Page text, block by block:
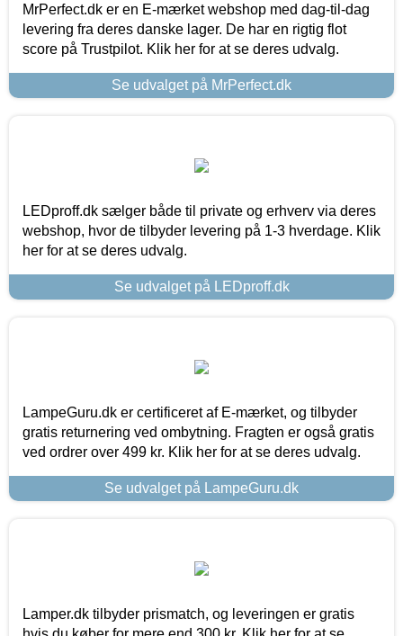
MrPerfect.dk er en E-mærket webshop med dag-til-dag
levering fra deres danske lager. De har en rigtig flot
score på Trustpilot. Klik her for at se deres udvalg.
Se udvalget på MrPerfect.dk
LEDproff.dk sælger både til private og erhverv via deres
webshop, hvor de tilbyder levering på 1-3 hverdage. Klik
her for at se deres udvalg.
Se udvalget på LEDproff.dk
LampeGuru.dk er certificeret af E-mærket, og tilbyder
gratis returnering ved ombytning. Fragten er også gratis
ved ordrer over 499 kr. Klik her for at se deres udvalg.
Se udvalget på LampeGuru.dk
Lamper.dk tilbyder prismatch, og leveringen er gratis